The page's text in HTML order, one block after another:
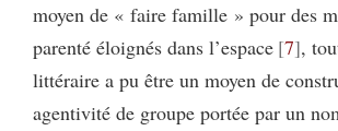
moyen de « faire famille » pour des
parenté éloignés dans l’espace 7 ,
littéraire a pu être un moyen de
agentivité de groupe portée par un